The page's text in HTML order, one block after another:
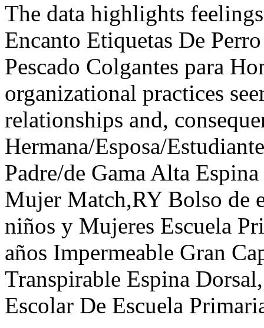
The data highlights
Encanto Etiquetas De
Pescado Colgantes para
organizational practices
relationships and,
Hermana/Esposa/
Padre/de Gama Alta
Mujer Match,RY Bolso de
niños y Mujeres Escuela
años Impermeable Gran
Transpirable Espina
Escolar De Escuela